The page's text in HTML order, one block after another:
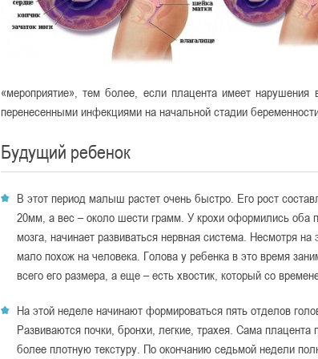
«мероприятие», тем более, если плацента имеет
перенесенными инфекциями на начальной стадии
Будущий ребенок
В этот период малыш растет очень быстро. Его рост
20мм, а вес – около шести грамм. У крохи оформились оба
мозга, начинает развиваться нервная система. Несмотря
мало похож на человека. Голова у ребенка в это время
всего его размера, а еще – есть хвостик, который со
На этой неделе начинают формироваться пять отделов
Развиваются почки, бронхи, легкие, трахея. Сама плацента
более плотную текстуру. По окончанию седьмой недели